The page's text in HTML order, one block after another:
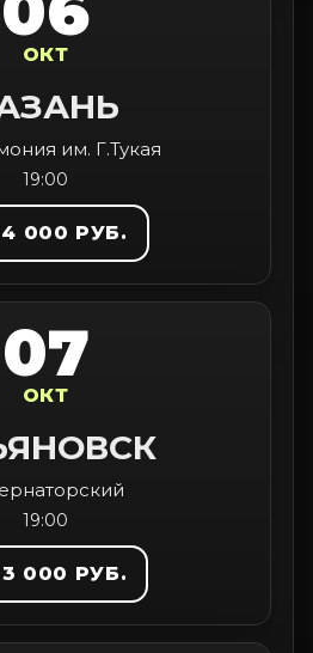
ОКТ
им. Г.Тукая
19:00
000 РУБ.
07
ОКТ
19:00
000 РУБ.